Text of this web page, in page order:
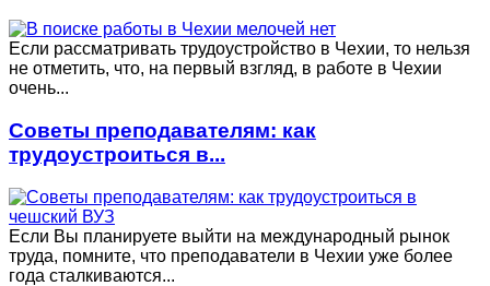
Если рассматривать трудоустройство в Чехии, то нельзя
не отметить, что, на первый взгляд, в работе в Чехии
очень...
Советы преподавателям: как
трудоустроиться в...
Если Вы планируете выйти на международный рынок
труда, помните, что преподаватели в Чехии уже более
года сталкиваются...